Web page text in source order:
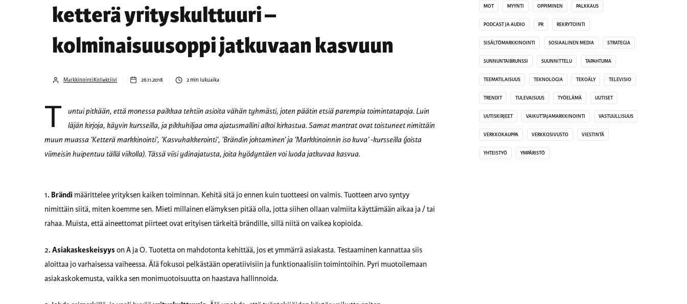
ketterä yrityskulttuuri –
kolminaisuusoppi jatkuvaan kasvuun
MarkkinointiKollektiivi 26.11.2018 2min lukuaika
T untui pitkään, että monessa paikkaa tehtiin asioita vähän tyhmästi, joten päätin etsiä parempia toimintatapoja. Luin
läjän kirjoja, käyvin kursseilla, ja pikkuhiljaa oma ajatusmallini alkoi kirkastua. Samat mantrat ovat toistuneet nimittäin
muun muassa ’Ketterä markkinointi’, ’Kasvuhakkerointi’, ’Brändin johtaminen’ ja ’Markkinoinnin iso kuva’ -kursseilla (joista
viimeisin huipentuu tällä viikolla). Tässä viisi ydinajatusta, joita hyödyntäen voi luoda jatkuvaa kasvua.
1.Brändimäärittelee yrityksen kaiken toiminnan. Kehitä sitä jo ennen kuin tuotteesi on valmis. Tuotteen arvo syntyy
nimittäin siitä, miten koemme sen. Mieti millainen elämyksen pitää olla, jotta siihen ollaan valmiita käyttämään aikaa ja / tai
rahaa. Muista, että aineettomat piirteet ovat erityisen tärkeitä brändille, sillä niitä on vaikea kopioida.
2.Asiakaskeskeisyyson A ja O. Tuotetta on mahdotonta kehittää, jos et ymmärrä asiakasta. Testaaminen kannattaa siis
aloittaa jo varhaisessa vaiheessa. Älä fokusoi pelkästään operatiivisiin ja funktionaalisiin toimintoihin. Pyri muotoilemaan
asiakaskokemusta, vaikka sen monimuotoisuutta on haastava hallinnoida.
MOT MYYNTI OPPIMINEN PALKKAUS
PODCAST JA AUDIO PR REKRYTOINTI
SISÄLTÖMARKKINOINTI SOSIAALINEN MEDIA STRATEGIA
SUNNUNTAIBRUNSSI SUUNNITTELU TAPAHTUMA
TEEMATILAISUUS TEKNOLOGIA TEKOÄLY TELEVISIO
TRENDIT TULEVAISUUS TYÖELÄMÄ UUTISET
UUTISKIRJEET VAIKUTTAJAMARKKINOINTI VASTUULLISUUS
VERKKOKAUPPA VERKKOSIVUSTO VIESTINTÄ
YHTEISTYÖ YMPÄRISTÖ